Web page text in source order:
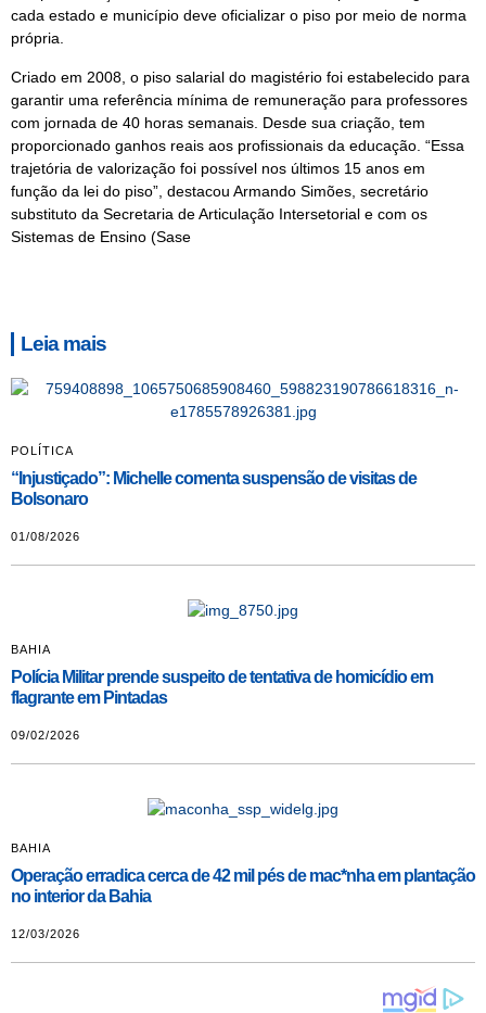
cada estado e município deve oficializar o piso por meio de norma
própria.
Criado em 2008, o piso salarial do magistério foi estabelecido para
garantir uma referência mínima de remuneração para professores
com jornada de 40 horas semanais. Desde sua criação, tem
proporcionado ganhos reais aos profissionais da educação. “Essa
trajetória de valorização foi possível nos últimos 15 anos em
função da lei do piso”, destacou Armando Simões, secretário
substituto da Secretaria de Articulação Intersetorial e com os
Sistemas de Ensino (Sase
Leia mais
POLÍTICA
“Injustiçado”: Michelle comenta suspensão de visitas de
Bolsonaro
01/08/2026
BAHIA
Polícia Militar prende suspeito de tentativa de homicídio em
flagrante em Pintadas
09/02/2026
BAHIA
Operação erradica cerca de 42 mil pés de mac*nha em plantação
no interior da Bahia
12/03/2026